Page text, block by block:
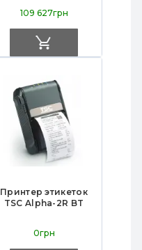
109 627грн
Принтер этикеток
TSC Alpha-2R BT
0грн